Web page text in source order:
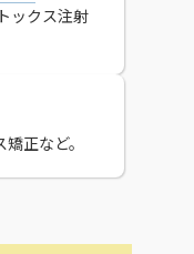
ックス注射
正など。